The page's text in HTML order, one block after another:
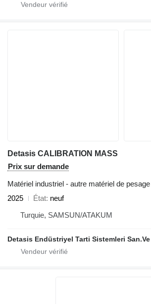
Detasis CALIBRATION MASS
Prix sur demande
Matériel industriel - autre matériel de pesage
2025
État neuf
Turquie, SAMSUN/ATAKUM
Detasis Endüstriyel Tarti Sistemleri